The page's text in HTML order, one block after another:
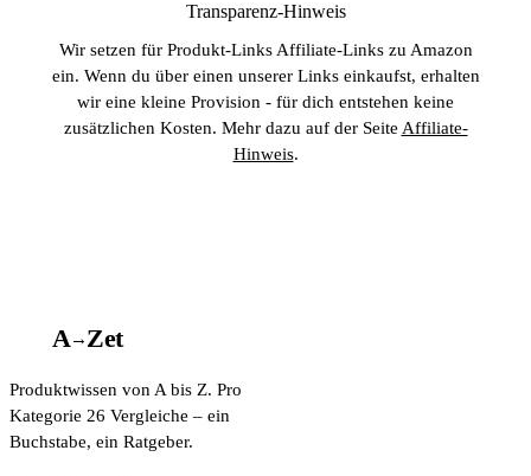
Transparenz-Hinweis
Wir setzen für Produkt-Links Affiliate-Links zu Amazon
ein. Wenn du über einen unserer Links einkaufst, erhalten
wir eine kleine Provision - für dich entstehen keine
zusätzlichen Kosten. Mehr dazu auf der Seite Affiliate-
Hinweis.
A→Zet
Produktwissen von A bis Z. Pro
Kategorie 26 Vergleiche – ein
Buchstabe, ein Ratgeber.